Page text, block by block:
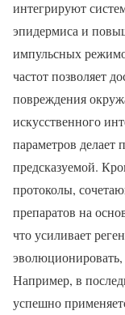
интегрируют
эпидермиса и
импульсных
частот позволяет
повреждения
искусственного
параметров делает
предсказуемой.
протоколы,
препаратов на
что усиливает
Например, в
успешно